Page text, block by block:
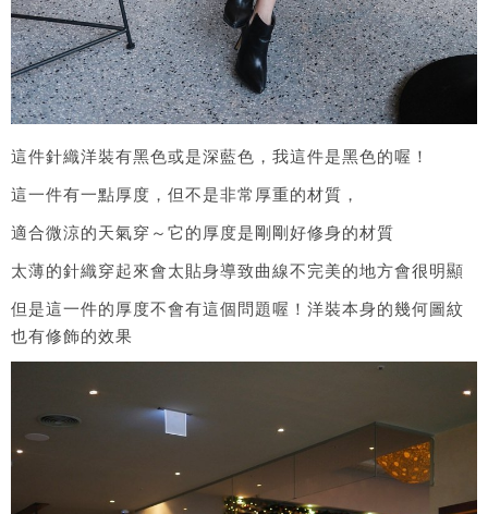
這件針織洋裝有黑色或是深藍色，我這件是黑色的喔！
這一件有一點厚度，但不是非常厚重的材質，
適合微涼的天氣穿～它的厚度是剛剛好修身的材質
太薄的針織穿起來會太貼身導致曲線不完美的地方會很明顯
但是這一件的厚度不會有這個問題喔！洋裝本身的幾何圖紋
也有修飾的效果